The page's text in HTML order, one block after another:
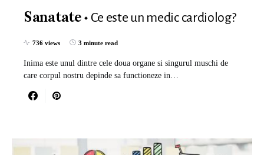
Sanatate Ce este un medic cardiolog?
736 views 3 minute read
Inima este unul dintre cele doua organe si singurul muschi de
care corpul nostru depinde sa functioneze in…